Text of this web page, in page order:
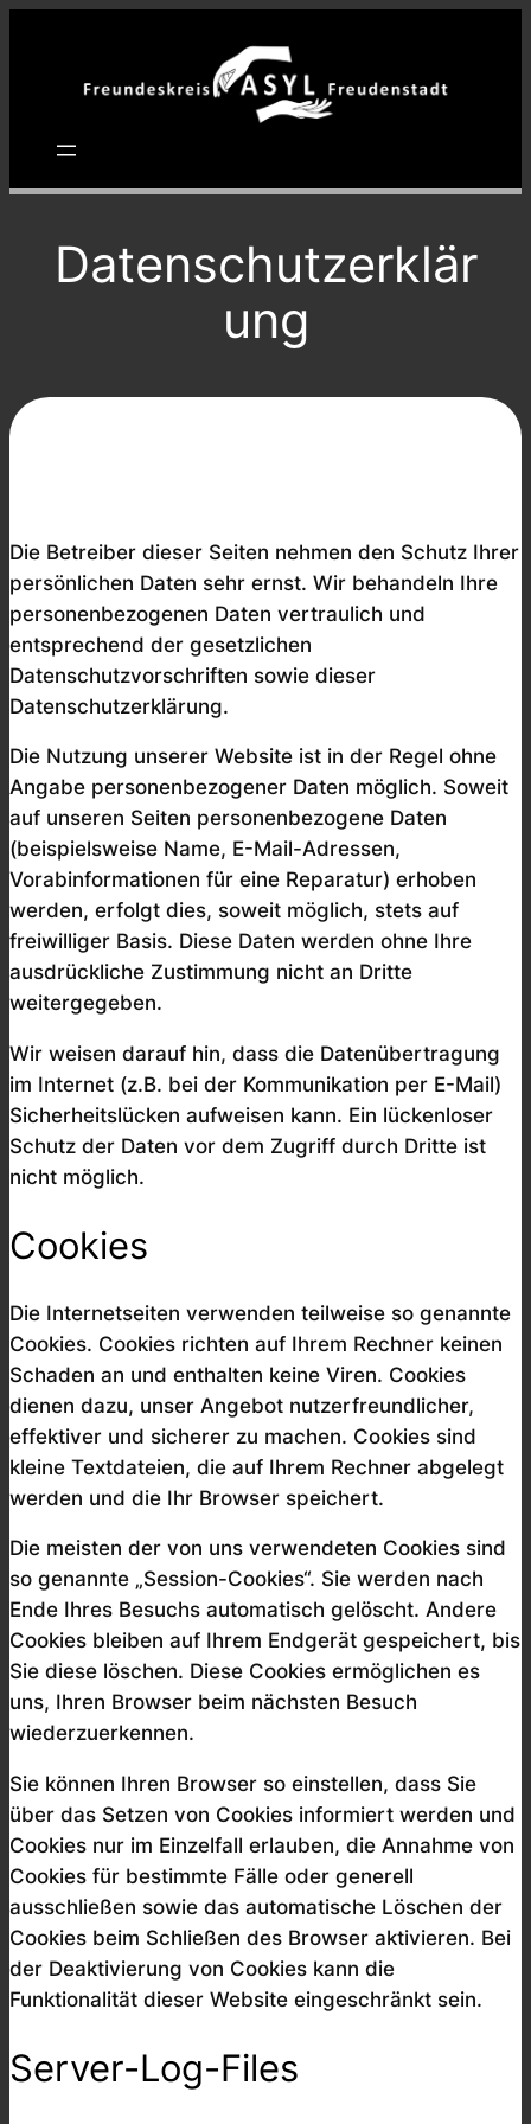
springen
Datenschutzerklär
ung
Die Betreiber dieser Seiten nehmen den Schutz Ihrer
persönlichen Daten sehr ernst. Wir behandeln Ihre
personenbezogenen Daten vertraulich und
entsprechend der gesetzlichen
Datenschutzvorschriften sowie dieser
Datenschutzerklärung.
Die Nutzung unserer Website ist in der Regel ohne
Angabe personenbezogener Daten möglich. Soweit
auf unseren Seiten personenbezogene Daten
(beispielsweise Name, E-Mail-Adressen,
Vorabinformationen für eine Reparatur) erhoben
werden, erfolgt dies, soweit möglich, stets auf
freiwilliger Basis. Diese Daten werden ohne Ihre
ausdrückliche Zustimmung nicht an Dritte
weitergegeben.
Wir weisen darauf hin, dass die Datenübertragung
im Internet (z.B. bei der Kommunikation per E-Mail)
Sicherheitslücken aufweisen kann. Ein lückenloser
Schutz der Daten vor dem Zugriff durch Dritte ist
nicht möglich.
Cookies
Die Internetseiten verwenden teilweise so genannte
Cookies. Cookies richten auf Ihrem Rechner keinen
Schaden an und enthalten keine Viren. Cookies
dienen dazu, unser Angebot nutzerfreundlicher,
effektiver und sicherer zu machen. Cookies sind
kleine Textdateien, die auf Ihrem Rechner abgelegt
werden und die Ihr Browser speichert.
Die meisten der von uns verwendeten Cookies sind
so genannte „Session-Cookies“. Sie werden nach
Ende Ihres Besuchs automatisch gelöscht. Andere
Cookies bleiben auf Ihrem Endgerät gespeichert, bis
Sie diese löschen. Diese Cookies ermöglichen es
uns, Ihren Browser beim nächsten Besuch
wiederzuerkennen.
Sie können Ihren Browser so einstellen, dass Sie
über das Setzen von Cookies informiert werden und
Cookies nur im Einzelfall erlauben, die Annahme von
Cookies für bestimmte Fälle oder generell
ausschließen sowie das automatische Löschen der
Cookies beim Schließen des Browser aktivieren. Bei
der Deaktivierung von Cookies kann die
Funktionalität dieser Website eingeschränkt sein.
Server-Log-Files